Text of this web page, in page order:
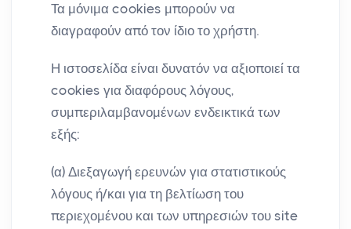
Τα μόνιμα cookies μπορούν να
διαγραφούν από τον ίδιο το χρήστη.
Η ιστοσελίδα είναι δυνατόν να αξιοποιεί τα
cookies για διαφόρους λόγους,
συμπεριλαμβανομένων ενδεικτικά των
εξής:
(α) Διεξαγωγή ερευνών για στατιστικούς
λόγους ή/και για τη βελτίωση του
περιεχομένου και των υπηρεσιών του site